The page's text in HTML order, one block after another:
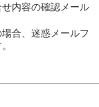
内容の確認メール
合、迷惑メールフ